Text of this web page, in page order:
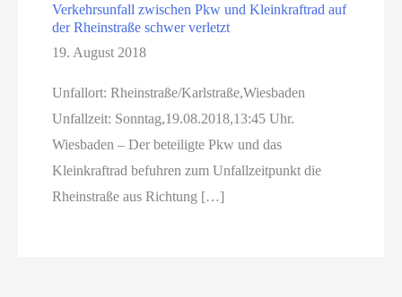
Verkehrsunfall zwischen Pkw und Kleinkraftrad auf
der Rheinstraße schwer verletzt
19. August 2018
Unfallort: Rheinstraße/Karlstraße,Wiesbaden
Unfallzeit: Sonntag,19.08.2018,13:45 Uhr.
Wiesbaden – Der beteiligte Pkw und das
Kleinkraftrad befuhren zum Unfallzeitpunkt die
Rheinstraße aus Richtung […]